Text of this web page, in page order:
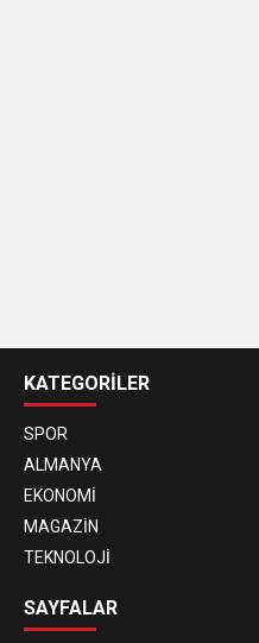
siteleri
KATEGORİLER
SPOR
ALMANYA
EKONOMİ
MAGAZİN
TEKNOLOJİ
SAYFALAR